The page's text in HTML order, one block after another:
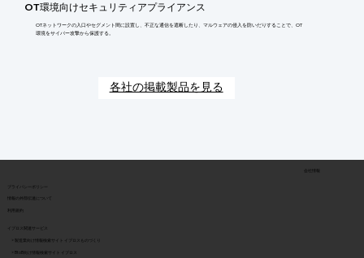
OT環境向けセキュリティアプライアンス
OTネットワークの入口やセグメント間に設置し、不正な通信を遮断したり、マルウェアの侵入を防いだりすることで、OT
環境をサイバー攻撃から保護する。
各社の掲載製品を見る
​プライバシーポリシー
​情報の外部伝達について
利用規約
会社情報
イプロス関連サービス
> 製造業向け情報検索サイト イプロスものづくり
> BtoB向け情報検索サイト イプロス